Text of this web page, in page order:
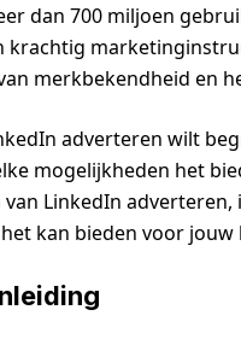
dan 700 miljoen
krachtig
merkbekendheid en
adverteren wilt
mogelijkheden het
LinkedIn
kan bieden voor jouw